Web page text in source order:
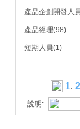
產品企劃開發人
產品經理(98)
短期人員(1)
1. 2
說明: